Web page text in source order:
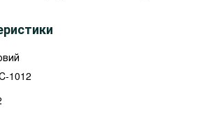
1012